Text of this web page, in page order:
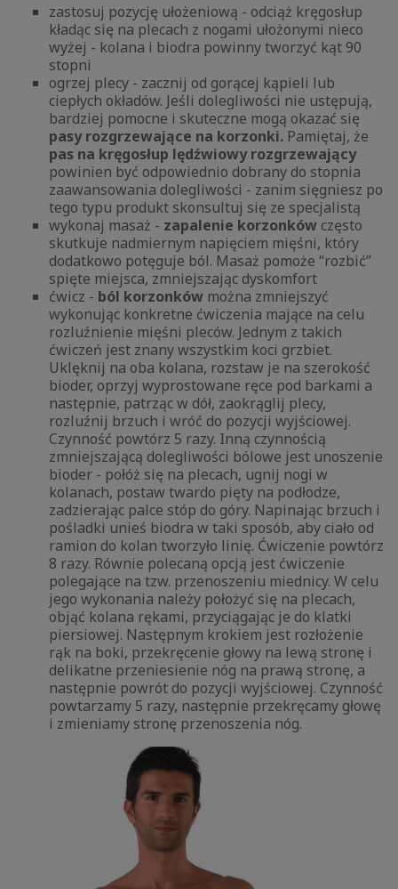
zastosuj pozycję ułożeniową - odciąż kręgosłup
kładąc się na plecach z nogami ułożonymi nieco
wyżej - kolana i biodra powinny tworzyć kąt 90
stopni
ogrzej plecy - zacznij od gorącej kąpieli lub
ciepłych okładów. Jeśli dolegliwości nie ustępują,
bardziej pomocne i skuteczne mogą okazać się
pasy rozgrzewające na korzonki. Pamiętaj, że
pas na kręgosłup lędźwiowy rozgrzewający
powinien być odpowiednio dobrany do stopnia
zaawansowania dolegliwości - zanim sięgniesz po
tego typu produkt skonsultuj się ze specjalistą
wykonaj masaż - zapalenie korzonków często
skutkuje nadmiernym napięciem mięśni, który
dodatkowo potęguje ból. Masaż pomoże “rozbić”
spięte miejsca, zmniejszając dyskomfort
ćwicz - ból korzonków można zmniejszyć
wykonując konkretne ćwiczenia mające na celu
rozluźnienie mięśni pleców. Jednym z takich
ćwiczeń jest znany wszystkim koci grzbiet.
Uklęknij na oba kolana, rozstaw je na szerokość
bioder, oprzyj wyprostowane ręce pod barkami a
następnie, patrząc w dół, zaokrąglij plecy,
rozluźnij brzuch i wróć do pozycji wyjściowej.
Czynność powtórz 5 razy. Inną czynnością
zmniejszającą dolegliwości bólowe jest unoszenie
bioder - połóż się na plecach, ugnij nogi w
kolanach, postaw twardo pięty na podłodze,
zadzierając palce stóp do góry. Napinając brzuch i
pośladki unieś biodra w taki sposób, aby ciało od
ramion do kolan tworzyło linię. Ćwiczenie powtórz
8 razy. Równie polecaną opcją jest ćwiczenie
polegające na tzw. przenoszeniu miednicy. W celu
jego wykonania należy położyć się na plecach,
objąć kolana rękami, przyciągając je do klatki
piersiowej. Następnym krokiem jest rozłożenie
rąk na boki, przekręcenie głowy na lewą stronę i
delikatne przeniesienie nóg na prawą stronę, a
następnie powrót do pozycji wyjściowej. Czynność
powtarzamy 5 razy, następnie przekręcamy głowę
i zmieniamy stronę przenoszenia nóg.